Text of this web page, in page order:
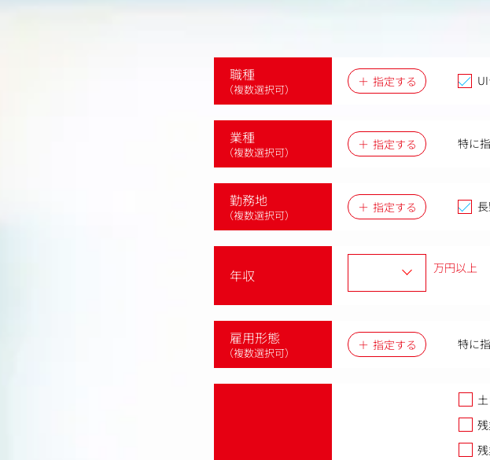
職種
（複数選択可）
指定する
業種
（複数選択可）
指定する 特に
勤務地
（複数選択可）
指定する
年収 万円以上
雇用形態
（複数選択可）
指定する 特に